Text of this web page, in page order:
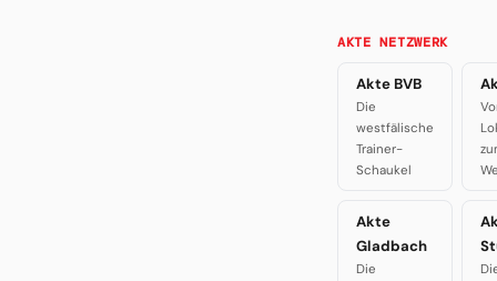
AKTE NETZWERK
Akte BVB
Die
westfälische
Trainer-
Schaukel
Akte
Gladbach
Die